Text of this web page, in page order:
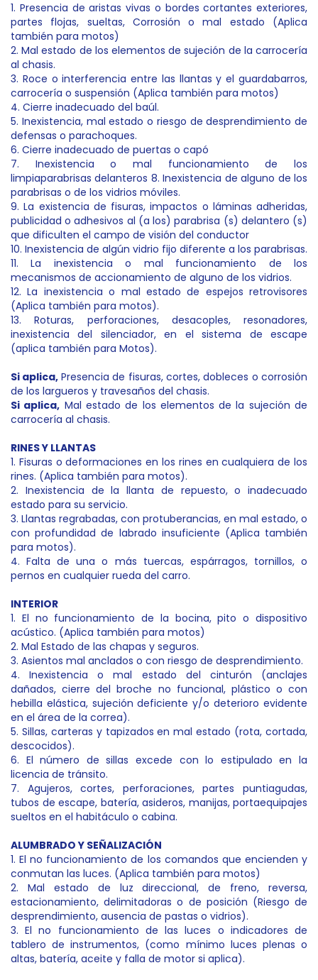
1. Presencia de aristas vivas o bordes cortantes exteriores,
partes flojas, sueltas, Corrosión o mal estado (Aplica
también para motos)
2. Mal estado de los elementos de sujeción de la carrocería
al chasis.
3. Roce o interferencia entre las llantas y el guardabarros,
carrocería o suspensión (Aplica también para motos)
4. Cierre inadecuado del baúl.
5. Inexistencia, mal estado o riesgo de desprendimiento de
defensas o parachoques.
6. Cierre inadecuado de puertas o capó
7. Inexistencia o mal funcionamiento de los
limpiaparabrisas delanteros 8. Inexistencia de alguno de los
parabrisas o de los vidrios móviles.
9. La existencia de fisuras, impactos o láminas adheridas,
publicidad o adhesivos al (a los) parabrisa (s) delantero (s)
que dificulten el campo de visión del conductor
10. Inexistencia de algún vidrio fijo diferente a los parabrisas.
11. La inexistencia o mal funcionamiento de los
mecanismos de accionamiento de alguno de los vidrios.
12. La inexistencia o mal estado de espejos retrovisores
(Aplica también para motos).
13. Roturas, perforaciones, desacoples, resonadores,
inexistencia del silenciador, en el sistema de escape
(aplica también para Motos).
Si aplica, Presencia de fisuras, cortes, dobleces o corrosión
de los largueros y travesaños del chasis.
Si aplica, Mal estado de los elementos de la sujeción de
carrocería al chasis.
RINES Y LLANTAS
1. Fisuras o deformaciones en los rines en cualquiera de los
rines. (Aplica también para motos).
2. Inexistencia de la llanta de repuesto, o inadecuado
estado para su servicio.
3. Llantas regrabadas, con protuberancias, en mal estado, o
con profundidad de labrado insuficiente (Aplica también
para motos).
4. Falta de una o más tuercas, espárragos, tornillos, o
pernos en cualquier rueda del carro.
INTERIOR
1. El no funcionamiento de la bocina, pito o dispositivo
acústico. (Aplica también para motos)
2. Mal Estado de las chapas y seguros.
3. Asientos mal anclados o con riesgo de desprendimiento.
4. Inexistencia o mal estado del cinturón (anclajes
dañados, cierre del broche no funcional, plástico o con
hebilla elástica, sujeción deficiente y/o deterioro evidente
en el área de la correa).
5. Sillas, carteras y tapizados en mal estado (rota, cortada,
descocidos).
6. El número de sillas excede con lo estipulado en la
licencia de tránsito.
7. Agujeros, cortes, perforaciones, partes puntiagudas,
tubos de escape, batería, asideros, manijas, portaequipajes
sueltos en el habitáculo o cabina.
ALUMBRADO Y SEÑALIZACIÓN
1. El no funcionamiento de los comandos que encienden y
conmutan las luces. (Aplica también para motos)
2. Mal estado de luz direccional, de freno, reversa,
estacionamiento, delimitadoras o de posición (Riesgo de
desprendimiento, ausencia de pastas o vidrios).
3. El no funcionamiento de las luces o indicadores de
tablero de instrumentos, (como mínimo luces plenas o
altas, batería, aceite y falla de motor si aplica).